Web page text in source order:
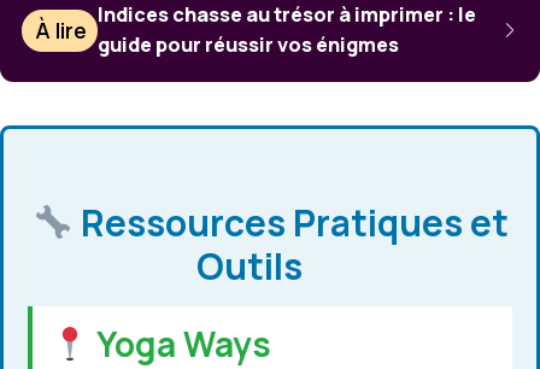
À lire
Indices chasse au trésor à imprimer : le
guide pour réussir vos énigmes
Ressources Pratiques et
Outils
Yoga Ways